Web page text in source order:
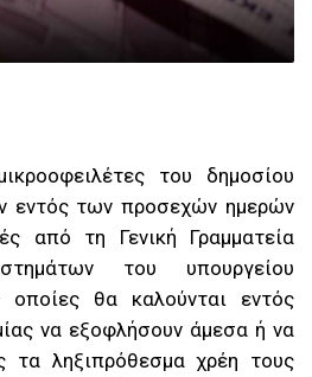
του δημοσίου
εντός των προσεχών ημερών
από τη Γενική Γραμματεία
του υπουργείου
οποίες θα καλούνται εντός
να εξοφλήσουν άμεσα ή να
τα ληξιπρόθεσμα χρέη τους